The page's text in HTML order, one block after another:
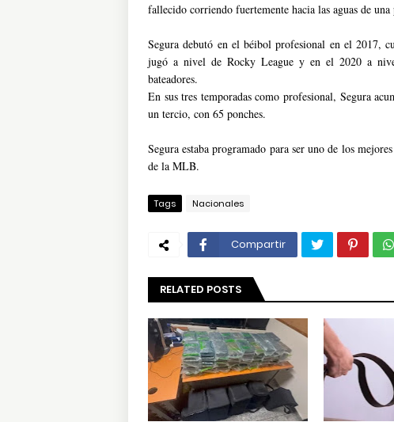
fallecido corriendo fuertemente hacia las aguas de una
Segura debutó en el béibol profesional en el 2017,
jugó a nivel de Rocky League y en el 2020 a
bateadores.
En sus tres temporadas como profesional, Segura
un tercio, con 65 ponches.
Segura estaba programado para ser uno de los
de la MLB.
Tags Nacionales
Compartir
RELATED POSTS